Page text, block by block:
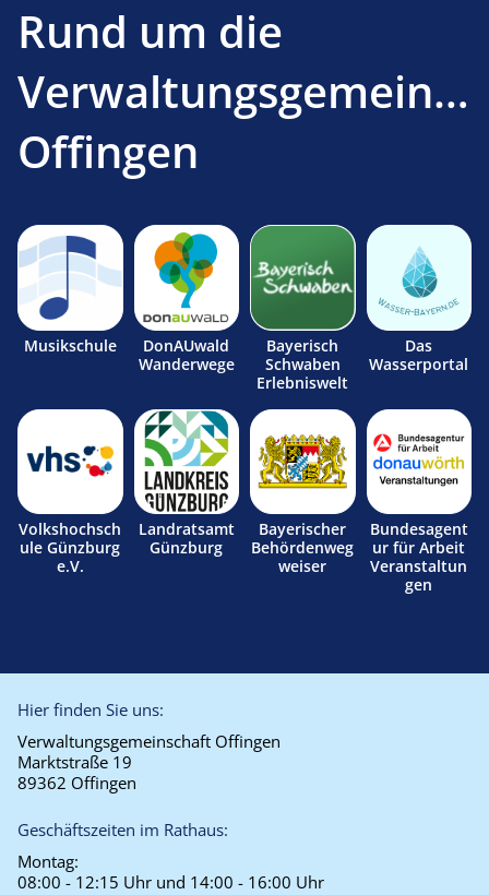
Rund um die
Offingen
Musikschule
DonAUwald
Wanderwege
Bayerisch
Schwaben
Erlebniswelt
Das
Wasserportal
Volkshochsch
ule Günzburg
e.V.
Landratsamt
Günzburg
Bayerischer
Behördenweg
weiser
Bundesagent
ur für Arbeit
Veranstaltun
gen
Hier finden Sie uns:
Verwaltungsgemeinschaft Offingen
Marktstraße 19
89362 Offingen
Geschäftszeiten im Rathaus:
Montag:
08:00 - 12:15 Uhr und 14:00 - 16:00 Uhr